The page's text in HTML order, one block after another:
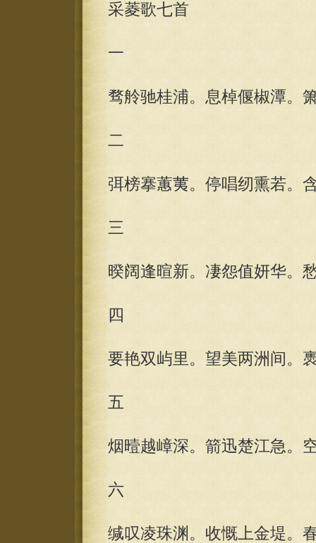
采菱歌七首
一
骛舲驰桂浦。息棹偃椒潭。
二
弭榜搴蕙荑。停唱纫熏若。
三
暌阔逢暄新。凄怨值妍华。
四
要艳双屿里。望美两洲间。
五
烟曀越嶂深。箭迅楚江急。
六
缄叹凌珠渊。收慨上金堤。